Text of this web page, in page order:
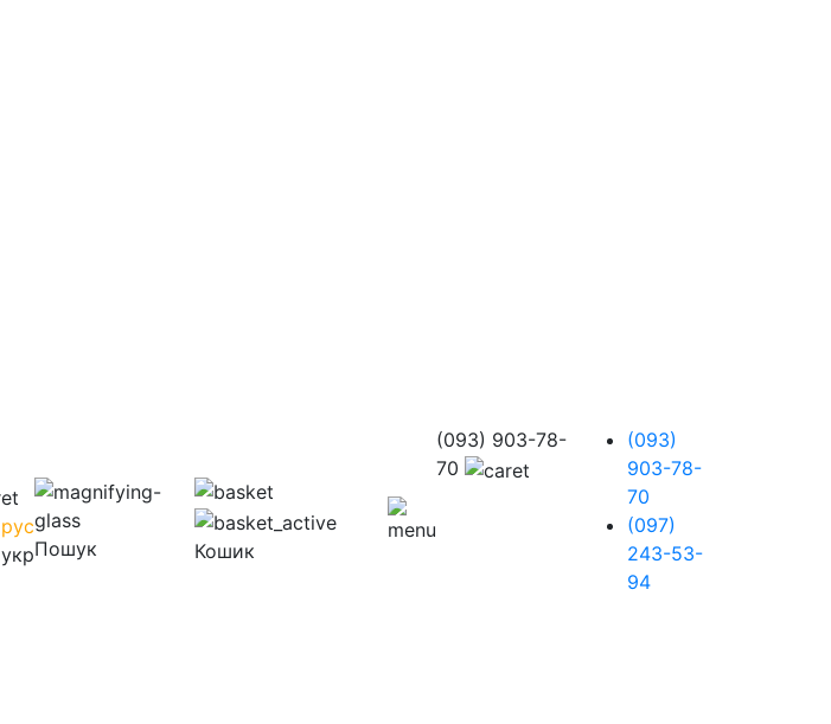
рус
укрПошук Кошик
(093) 903-78-
70
(093)
903-78-
70
(097)
243-53-
94